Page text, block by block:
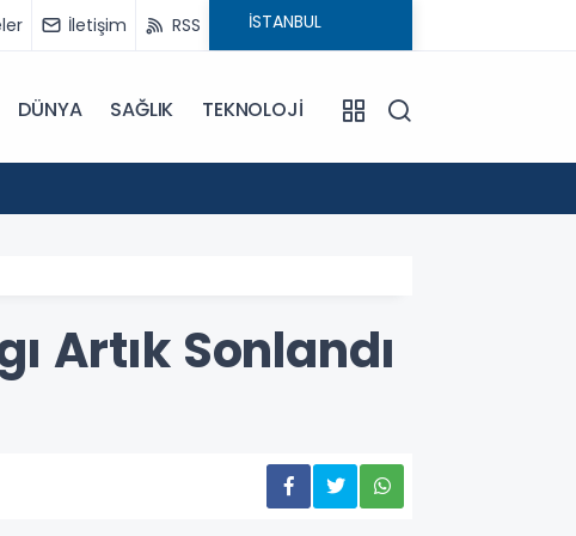
İletişim RSS
DÜNYA SAĞLIK TEKNOLOJİ
Artık Sonlandı